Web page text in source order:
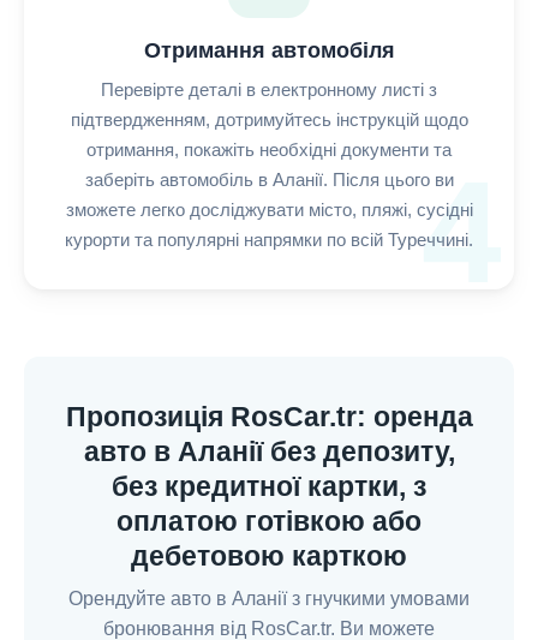
4
Отримання автомобіля
Перевірте деталі в електронному листі з
підтвердженням, дотримуйтесь інструкцій щодо
отримання, покажіть необхідні документи та
заберіть автомобіль в Аланії. Після цього ви
зможете легко досліджувати місто, пляжі, сусідні
курорти та популярні напрямки по всій Туреччині.
Пропозиція RosCar.tr: оренда
авто в Аланії без депозиту,
без кредитної картки, з
оплатою готівкою або
дебетовою карткою
Орендуйте авто в Аланії з гнучкими умовами
бронювання від RosCar.tr. Ви можете